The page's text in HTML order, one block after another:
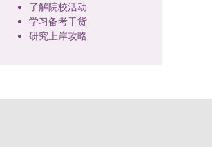
了解院校活动
学习备考干货
研究上岸攻略